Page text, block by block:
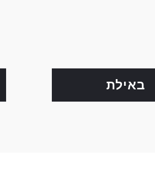
באילת